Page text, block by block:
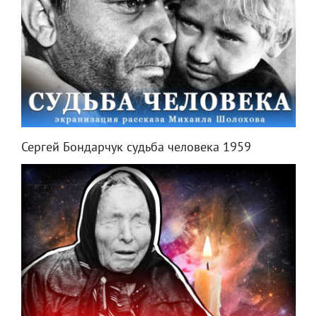
Сергей Бондарчук судьба человека 1959